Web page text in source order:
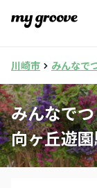
川崎市 みんなで
みんなで
向ヶ丘遊